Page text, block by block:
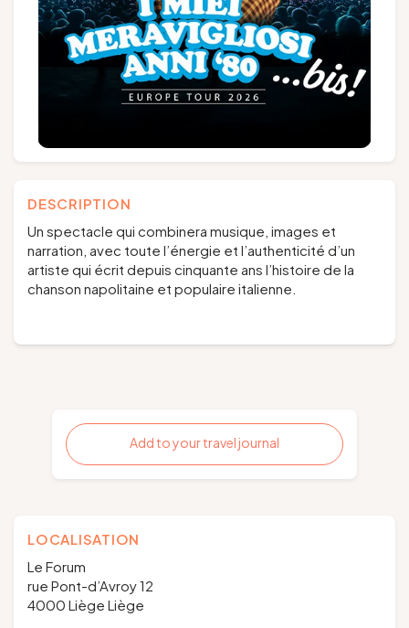
DESCRIPTION
Un spectacle qui combinera musique, images et
narration, avec toute l’énergie et l’authenticité d’un
artiste qui écrit depuis cinquante ans l’histoire de la
chanson napolitaine et populaire italienne.
Add to your travel journal
LOCALISATION
Le Forum
rue Pont-d’Avroy 12
4000 Liège Liège